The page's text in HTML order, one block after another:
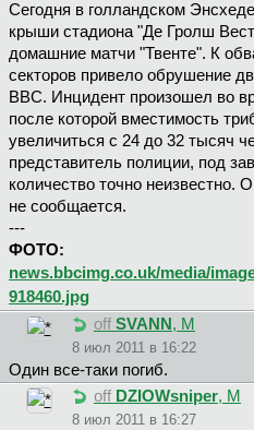
Сегодня в голландском
крыши стадиона "Де Гролш
домашние матчи "Твенте". К
секторов привело обрушение
BBC. Инцидент произошел во
после которой вместимость
увеличиться с 24 до 32 тысяч
представитель полиции, под
количество точно неизвестно.
не сообщается.
---
ФОТО:
news.bbcimg.co.uk/media/
918460.jpg
off SVANN , М
8 июл 2011 в 16:22
Один все-таки погиб.
off DZIOWsniper, М
8 июл 2011 в 16:27